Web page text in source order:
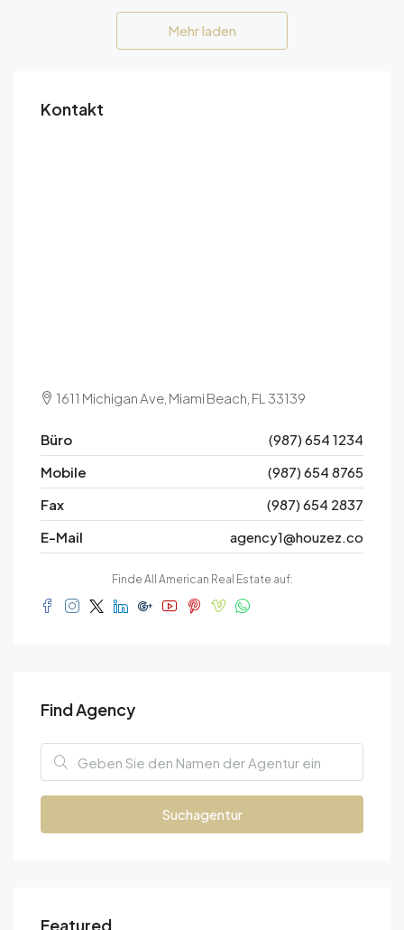
Mehr laden
Kontakt
1611 Michigan Ave, Miami Beach, FL 33139
Büro
(987) 654 1234
Mobile
(987) 654 8765
Fax
(987) 654 2837
E-Mail
agency1@houzez.co
Finde All American Real Estate auf:
Find Agency
Suchagentur
Featured